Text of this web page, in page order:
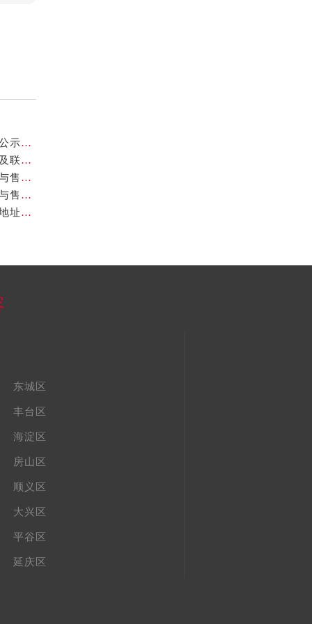
北京欧米茄维修地址业提供专业售后维修保养服务权威公示（2026年7月最新）
亲身到店探访北京欧米茄官方售后服务中心｜官方地址及联系电话（2026年7月最新）
亲身到店探访北京欧米茄官方售后服务中心｜完整地址与售后热线（2026年7月最新）
亲身到店探访北京欧米茄官方售后服务中心｜全部地址与售后服务电话（2026年7月最新）
亲身到店探访北京欧米茄官方售后服务中心｜最新官方地址和维修热线（2026年7月最新）
东城区
丰台区
海淀区
房山区
顺义区
大兴区
平谷区
延庆区